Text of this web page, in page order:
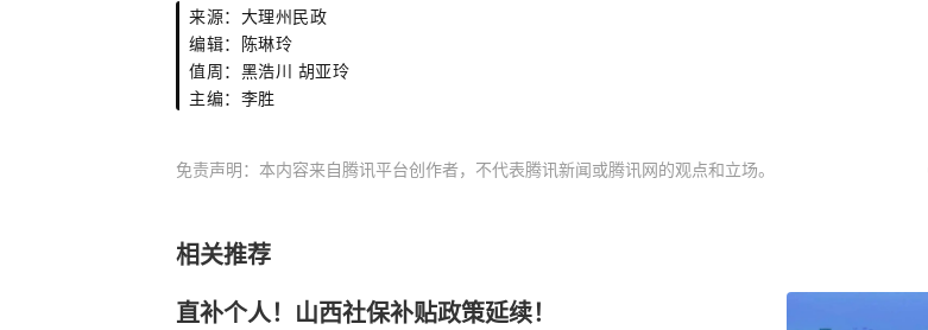
来源：大理州民政
编辑：陈琳玲
值周：黑浩川 胡亚玲
主编：李胜
免责声明：本内容来自腾讯平台创作者，不代表腾讯新闻或腾讯网的观点和立场。
相关推荐
直补个人！山西社保补贴政策延续！